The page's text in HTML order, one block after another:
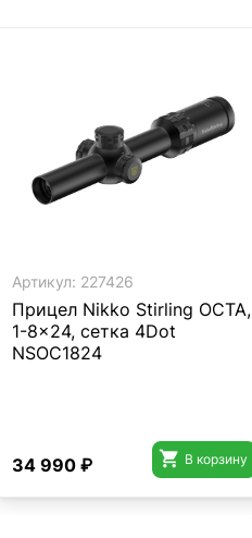
Артикул: 227426
Прицел Nikko Stirling OCTA,
1-8x24, сетка 4Dot
NSOC1824
34 990 ₽  В корзину